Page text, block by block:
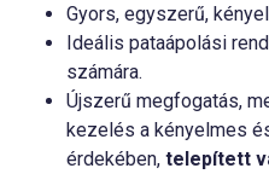
Gyors, egyszerű,
Ideális pataápolási
számára.
Újszerű megfogatás,
kezelés a kényelmes
érdekében, telepített